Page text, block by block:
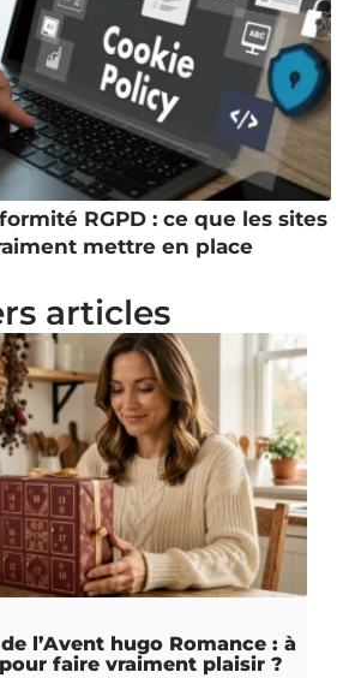
RGPD : ce que les sites
mettre en place
articles
l’Avent hugo Romance : à
faire vraiment plaisir ?